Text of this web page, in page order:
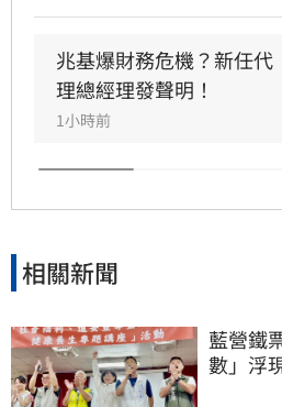
協助專區」，協調六都租
與房客轉換業者。花敬群
的屋主，首要目標是確保社
定，避免民眾權益受損並
當事人密切關注官方公告並
兆基爆財務危機？新任代
理總經理發聲明！
1小時前
相關新聞
藍營鐵
數」浮